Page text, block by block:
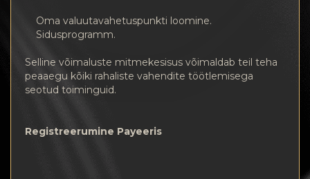
Oma valuutavahetuspunkti loomine.
Sidusprogramm.
Selline võimaluste mitmekesisus võimaldab teil teha
peaaegu kõiki rahaliste vahendite töötlemisega
seotud toiminguid.
Registreerumine Payeeris